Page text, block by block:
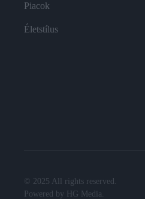
Piacok
Életstílus
© 2025 All rights reserved.
Powered by
HG Media.